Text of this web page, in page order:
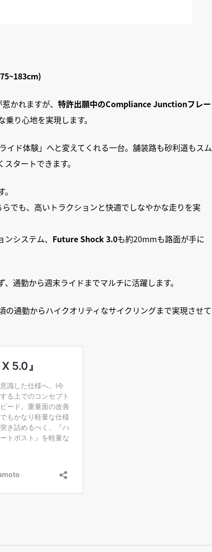
かれますが、 特許出願中のCompliance Junctionフレー
り心地を実現します。
イド体験」へと変えてくれる一台。舗装路も砂利道もスム
タートできます。
でも、高いトラクションと快適でしなやかな走りを実
システム、 Future Shock 3.0も約20mmも路面が手に
通勤から週末ライドまでマルチに活躍します。
通勤からハイクオリティなサイクリングまで実現させて